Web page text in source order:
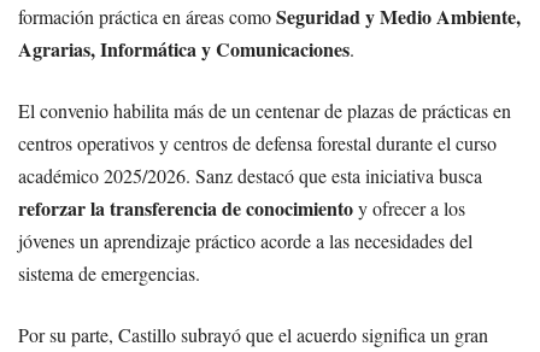
formación práctica en áreas comoSeguridad y Medio Ambiente,
Agrarias, Informática y Comunicaciones.
El convenio habilita más de un centenar de plazas de prácticas en
centros operativos y centros de defensa forestal durante el curso
académico 2025/2026. Sanz destacó que esta iniciativa busca
reforzar la transferencia de conocimientoy ofrecer a los
jóvenes un aprendizaje práctico acorde a las necesidades del
sistema de emergencias.
Por su parte, Castillo subrayó que el acuerdo significa un gran